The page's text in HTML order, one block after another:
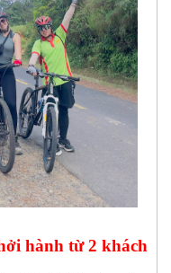
hành từ 2 khách